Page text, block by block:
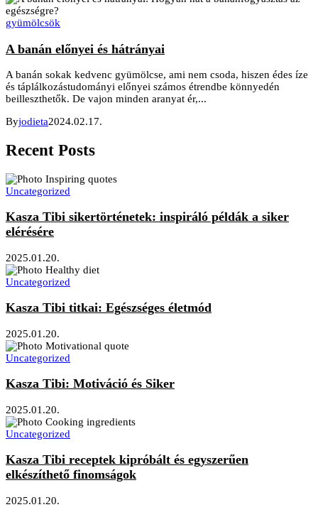
gyümölcsök
A banán előnyei és hátrányai
A banán sokak kedvenc gyümölcse, ami nem csoda, hiszen édes íze
és táplálkozástudományi előnyei számos étrendbe könnyedén
beilleszthetők. De vajon minden aranyat ér,...
Byjodieta2024.02.17.
Recent Posts
Uncategorized
Kasza Tibi sikertörténetek: inspiráló példák a siker
elérésére
2025.01.20.
Uncategorized
Kasza Tibi titkai: Egészséges életmód
2025.01.20.
Uncategorized
Kasza Tibi: Motiváció és Siker
2025.01.20.
Uncategorized
Kasza Tibi receptek kipróbált és egyszerűen
elkészíthető finomságok
2025.01.20.